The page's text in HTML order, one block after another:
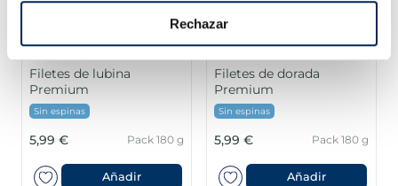
Rechazar
Filetes de lubina
Premium
Sin espinas
5,99 € Pack 180 g
Añadir
Filetes de dorada
Premium
Sin espinas
5,99 € Pack 180 g
Añadir